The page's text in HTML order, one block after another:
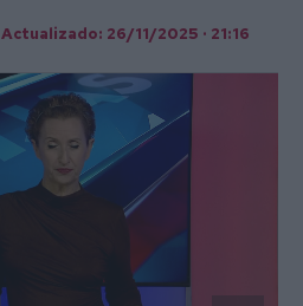
Actualizado: 26/11/2025 · 21:16